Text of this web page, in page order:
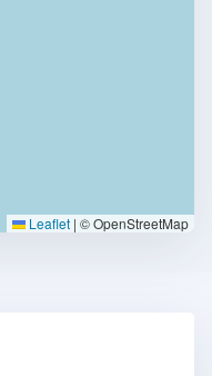
Leaflet | © OpenStreetMap